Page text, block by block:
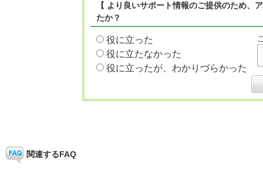
【 より良いサポート情報のご提供のため
たか？
役に立った
役に立たなかった
役に立ったが、わかりづらかった
関連するFAQ